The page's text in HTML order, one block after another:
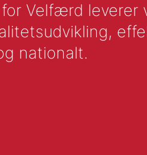
Velfærd leverer
nationalt.